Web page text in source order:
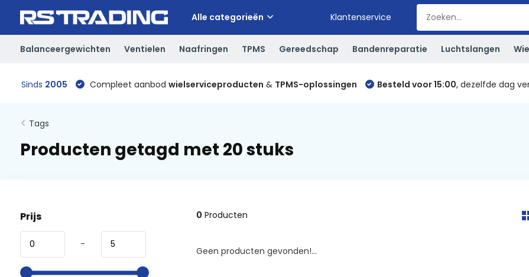
Alle categorieën Klantenservice
Balanceergewichten Ventielen Naafringen TPMS Gereedschap Bandenreparatie Luchtslangen
Sinds 2005 Compleet aanbod wielserviceproducten & TPMS-oplossingen Besteld voor 15:00, dezelfde dag
Tags
Producten getagd met 20 stuks
Prijs
-
0 Producten
Geen producten gevonden!...